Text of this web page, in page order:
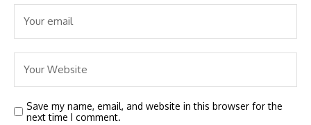
Save my name, email, and website in this browser for the
next time I comment.